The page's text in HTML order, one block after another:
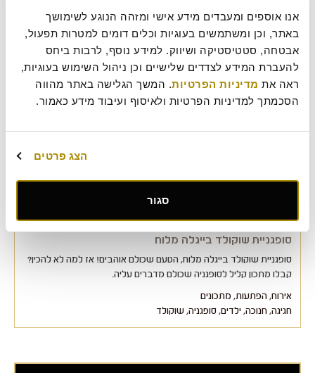
ראה את מדיניות הפרטיות
הסכמתך למדיניות הפרטיות ולאיסוף ועיבוד מידע כאמור.
הצג פרטים
סגור
מכניסים למיקסר: … להמשיך לקרוא סופגניות יולו למבוגרים
מתכונים
חנוכה,סופגניה
סופגניית שוקולד בייגלה מלוח
סופגניית שוקולד בייגלה מלוח, הטעם שכולם אוהבים! אז למה לא להכין?
קבלו מתכון קליל לסופגניה שכולם מדברים עליה.
אירוח,הפתעות, מתכונים
חגיגה, חנוכה,ילדים, סופגניה, שוקולד